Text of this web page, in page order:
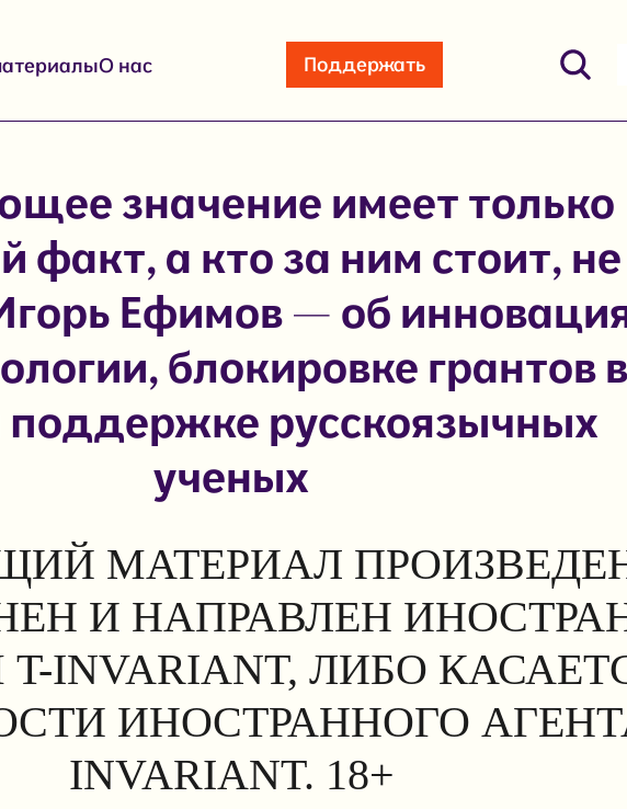
О нас Поддержать
значение имеет только
факт, а кто за ним стоит, не
Ефимов — об
блокировке грантов в
русскоязычных
ученых
МАТЕРИАЛ
И НАПРАВЛЕН
INVARIANT, ЛИБО
ИНОСТРАННОГО
INVARIANT. 18+